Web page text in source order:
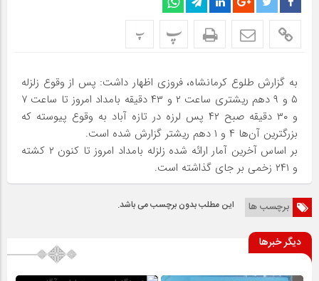
پ پ
به گزارش طلوع کرمانشاه، فروزی اظهار داشت: پس از وقوع زلزله
۵ و ۹ دهم ریشتری ساعت ۲ و ۴۳ دقیقه بامداد امروز تا ساعت ۷
و ۳۰ دقیقه صبح ۴۲ پس لرزه در تازه آباد به وقوع پیوسته که
بزرگترین آن‌ها ۴ و ۱ دهم ریشتر گزارش شده است.
بر اساس آخرین آمار ارائه شده زلزله بامداد امروز تا کنون ۲ کشته
و ۲۴۱ زخمی بر جای گذاشته است.
برچسب ها این مطلب بدون برچسب می باشد.
دیگر خبرها